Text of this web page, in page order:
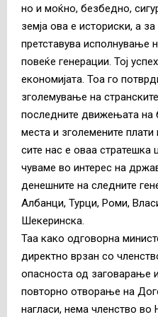
но и моќно, безбедно,
земја ова е историски, а
претставува исполнување
повеќе генерации. Тој
економијата. Тоа го
зголемување на
последните движењата на
места и зголемените
сите нас е оваа стратешка
чуваме во интерес на
денешните на следните
Албанци, Турци, Роми,
Шекеринска.
Таа како одговорна
директно врзан со
опасноста од заговарање
повторно отворање на
нагласи, нема членство